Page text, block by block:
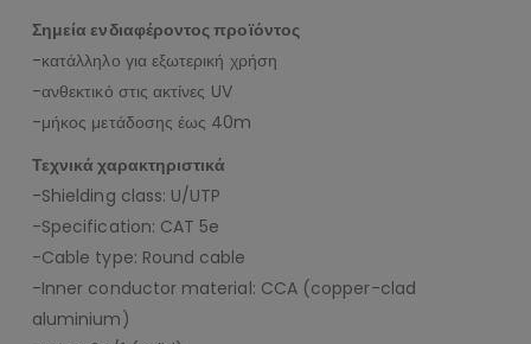
Σημεία ενδιαφέροντος προϊόντος
-κατάλληλο για εξωτερική χρήση
-ανθεκτικό στις ακτίνες UV
-μήκος μετάδοσης έως 40m
Τεχνικά χαρακτηριστικά
-Shielding class: U/UTP
-Specification: CAT 5e
-Cable type: Round cable
-Inner conductor material: CCA (copper-clad
aluminium)